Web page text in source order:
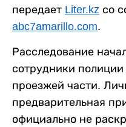
передает Liter.kz со
abc7amarillo.com.
Расследование
сотрудники
проезжей части.
предварительная
официально не